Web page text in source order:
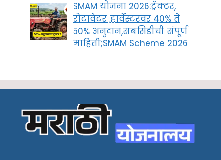
SMAM योजना 2026:ट्रॅक्टर,
रोटावेटर ,हार्वेस्टरवर 40% ते
50% अनुदान,सबसिडीची संपूर्ण
माहिती;SMAM Scheme 2026